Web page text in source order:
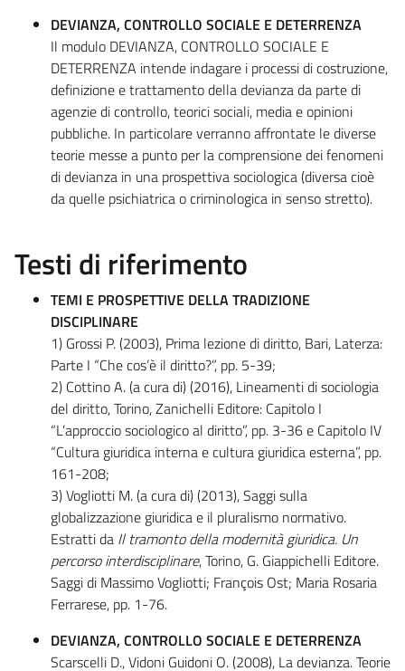
DEVIANZA, CONTROLLO SOCIALE E DETERRENZA
Il modulo DEVIANZA, CONTROLLO SOCIALE E
DETERRENZA intende indagare i processi di costruzione,
definizione e trattamento della devianza da parte di
agenzie di controllo, teorici sociali, media e opinioni
pubbliche. In particolare verranno affrontate le diverse
teorie messe a punto per la comprensione dei fenomeni
di devianza in una prospettiva sociologica (diversa cioè
da quelle psichiatrica o criminologica in senso stretto).
Testi di riferimento
TEMI E PROSPETTIVE DELLA TRADIZIONE
DISCIPLINARE
1) Grossi P. (2003), Prima lezione di diritto, Bari, Laterza:
Parte I “Che cos’è il diritto?”, pp. 5-39;
2) Cottino A. (a cura di) (2016), Lineamenti di sociologia
del diritto, Torino, Zanichelli Editore: Capitolo I
“L’approccio sociologico al diritto”, pp. 3-36 e Capitolo IV
“Cultura giuridica interna e cultura giuridica esterna”, pp.
161-208;
3) Vogliotti M. (a cura di) (2013), Saggi sulla
globalizzazione giuridica e il pluralismo normativo.
Estratti da Il tramonto della modernità giuridica. Un
percorso interdisciplinare, Torino, G. Giappichelli Editore.
Saggi di Massimo Vogliotti; François Ost; Maria Rosaria
Ferrarese, pp. 1-76.
DEVIANZA, CONTROLLO SOCIALE E DETERRENZA
Scarscelli D., Vidoni Guidoni O. (2008), La devianza. Teorie